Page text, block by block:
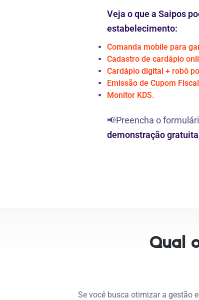
Veja o que a Saipos
estabelecimento:
Comanda mobile para
Cadastro de cardápio
Cardápio digital + robô
Emissão de Cupom
Monitor KDS.
📢Preencha o
demonstração
Qual
Se você busca otimizar a gestão